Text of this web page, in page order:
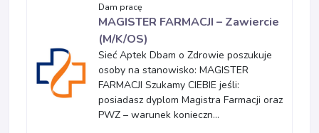
Dam pracę
MAGISTER FARMACJI – Zawiercie
(M/K/OS)
Sieć Aptek Dbam o Zdrowie poszukuje
osoby na stanowisko: MAGISTER
FARMACJI Szukamy CIEBIE jeśli:
posiadasz dyplom Magistra Farmacji oraz
PWZ – warunek konieczn...